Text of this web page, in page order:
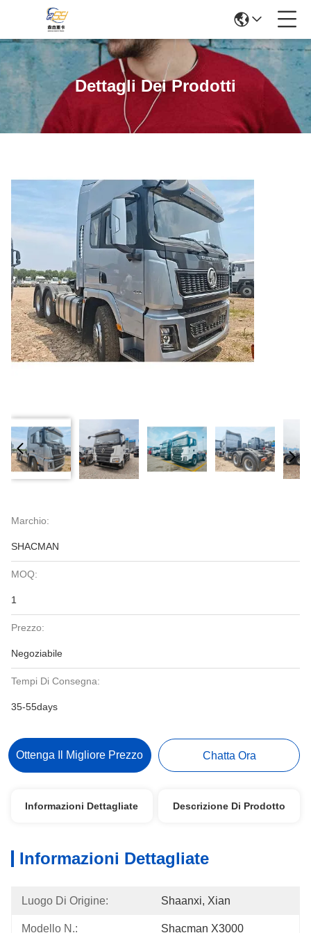
Dettagli Dei Prodotti
Marchio:
SHACMAN
MOQ:
1
Prezzo:
Negoziabile
Tempi Di Consegna:
35-55days
Ottenga Il Migliore Prezzo Chatta Ora
Informazioni Dettagliate Descrizione Di Prodotto
Informazioni Dettagliate
Luogo Di Origine: Shaanxi, Xian
Modello N.: Shacman X3000